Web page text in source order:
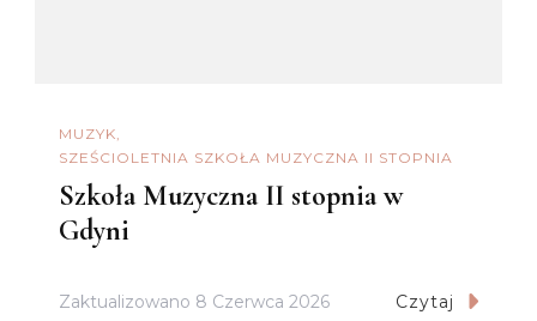
MUZYK
SZEŚCIOLETNIA SZKOŁA MUZYCZNA II STOPNIA
Szkoła Muzyczna II stopnia w
Gdyni
Zaktualizowano 8 Czerwca 2026 Czytaj